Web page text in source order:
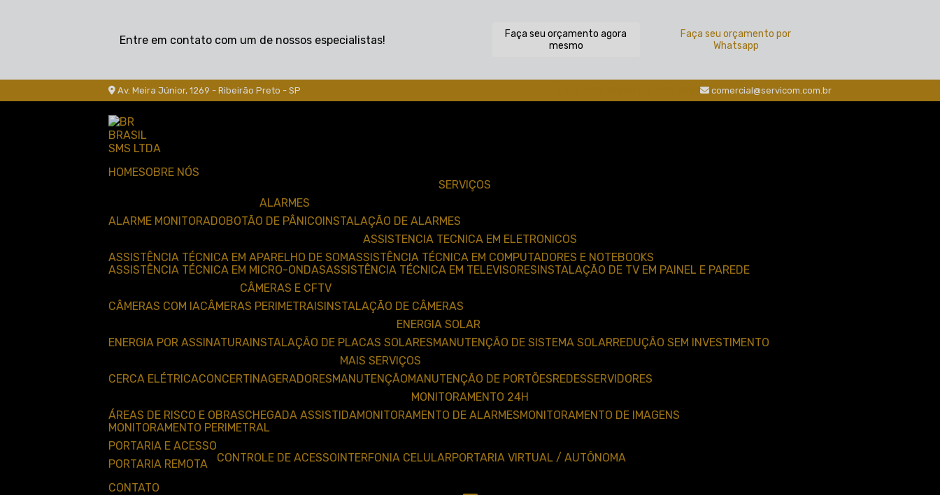
Entre em contato com um de nossos especialistas!
Faça seu orçamento agora
mesmo
Faça seu orçamento por
Whatsapp
Av. Meira Júnior, 1269 - Ribeirão Preto - SP (16) 3211-2000 comercial@servicom.com.br
HOME
SOBRE NÓS
SERVIÇOS
ALARMES
ALARME MONITORADO
BOTÃO DE PÂNICO INSTALAÇÃO DE ALARMES
ASSISTENCIA TECNICA EM ELETRONICOS
ASSISTÊNCIA TÉCNICA EM APARELHO DE SOM
ASSISTÊNCIA TÉCNICA EM COMPUTADORES E NOTEBOOKS
ASSISTÊNCIA TÉCNICA EM MICRO-ONDAS
ASSISTÊNCIA TÉCNICA EM TELEVISORES INSTALAÇÃO DE TV EM PAINEL E PAREDE
CÂMERAS E CFTV
CÂMERAS COM IA
CÂMERAS PERIMETRAIS INSTALAÇÃO DE CÂMERAS
ENERGIA SOLAR
ENERGIA POR ASSINATURA INSTALAÇÃO DE PLACAS SOLARES MANUTENÇÃO DE SISTEMA SOLAR REDUÇÃO SEM INVESTIMENTO
MAIS SERVIÇOS
CERCA ELÉTRICA
CONCERTINA GERADORES MANUTENÇÃO MANUTENÇÃO DE PORTÕES REDES
SERVIDORES
MONITORAMENTO 24H
ÁREAS DE RISCO E OBRAS
CHEGADA ASSISTIDA MONITORAMENTO DE ALARMES
MONITORAMENTO DE IMAGENS
MONITORAMENTO PERIMETRAL
PORTARIA E ACESSO
PORTARIA REMOTA
CONTROLE DE ACESSO INTERFONIA CELULAR PORTARIA VIRTUAL / AUTÔNOMA
CONTATO